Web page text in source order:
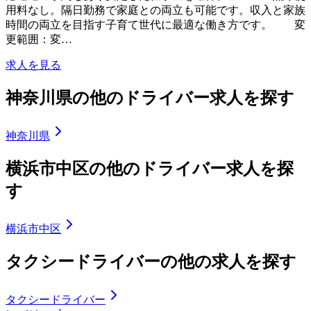
用料なし。隔日勤務で家庭との両立も可能です。収入と家族
時間の両立を目指す子育て世代に最適な働き方です。 変
更範囲：変…
求人を見る
神奈川県の他のドライバー求人を探す
神奈川県
横浜市中区の他のドライバー求人を探
す
横浜市中区
タクシードライバーの他の求人を探す
タクシードライバー